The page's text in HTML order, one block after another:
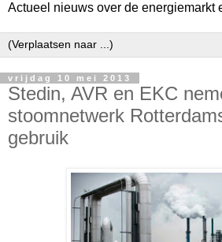
Actueel nieuws over de energiemarkt
vrijdag 10 mei 2013
Stedin, AVR en EKC
stoomnetwerk
gebruik